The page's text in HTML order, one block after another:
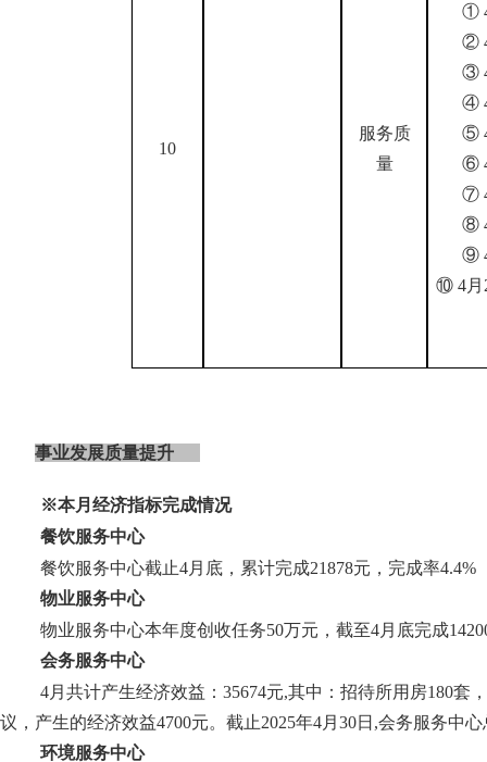
10
服务质
量
①
②
③
④
⑤
⑥
⑦
⑧
⑨
⑩ 4
事业发展质量提升
※本月经济指标完成情况
餐饮服务中心
餐饮服务中心截止4月底，累计完成21878元，完成率4.4%
物业服务中心
物业服务中心本年度创收任务50万元，截至4月底完成
会务服务中心
4月共计产生经济效益：35674元,其中：招待所用房180套
议，产生的经济效益4700元。截止2025年4月30日,会务服务中
环境服务中心